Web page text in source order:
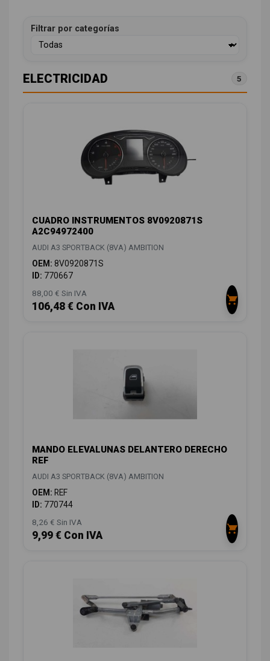
Filtrar por categorías
ELECTRICIDAD 5
CUADRO INSTRUMENTOS 8V0920871S
A2C94972400
AUDI A3 SPORTBACK (8VA) AMBITION
OEM: 8V0920871S
ID: 770667
88,00 € Sin IVA
106,48 € Con IVA
MANDO ELEVALUNAS DELANTERO DERECHO
REF
AUDI A3 SPORTBACK (8VA) AMBITION
OEM: REF
ID: 770744
8,26 € Sin IVA
9,99 € Con IVA